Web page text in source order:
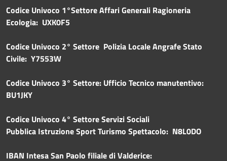
Codice Univoco 1°Settore Affari Generali Ragioneria
Ecologia: UXK0F5
Codice Univoco 2° Settore Polizia Locale Angrafe Stato
Civile: Y7553W
Codice Univoco 3° Settore: Ufficio Tecnico manutentivo:
BU1JKY
Codice Univoco 4° Settore Servizi Sociali
Pubblica Istruzione Sport Turismo Spettacolo: N8L0DO
IBAN Intesa San Paolo filiale di Valderice: